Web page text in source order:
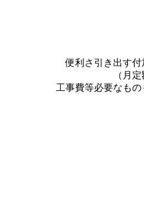
便利さ引き出す付
（月
工事費等必要なも